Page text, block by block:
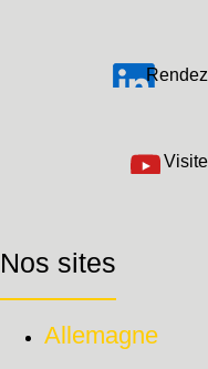
Nos sites
Allemagne